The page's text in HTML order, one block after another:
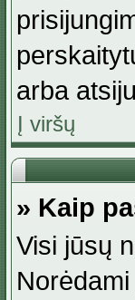
arba
Į viršų
» Kaip
Visi jūsų